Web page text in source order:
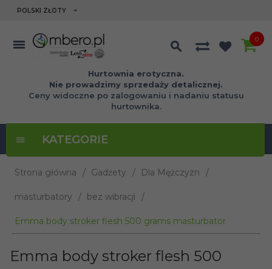
currency_h
POLSKI ZŁOTY
Hurtownia erotyczna.
Nie prowadzimy sprzedaży detalicznej.
Ceny widoczne po zalogowaniu i nadaniu statusu
hurtownika.
0
KATEGORIE
Strona główna Gadżety Dla Mężczyzn
masturbatory bez wibracji
Emma body stroker flesh 500 grams masturbator
Emma body stroker flesh 500